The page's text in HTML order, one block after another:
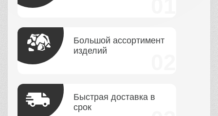
Большой ассортимент
изделий
Быстрая доставка в
срок